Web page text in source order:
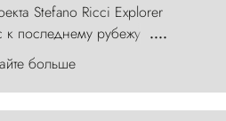
Stefano Ricci Explorer
к последнему рубежу
мира, где ветер с
ваяет ландшафт, а пики
словно каменные стражи,
....
больше